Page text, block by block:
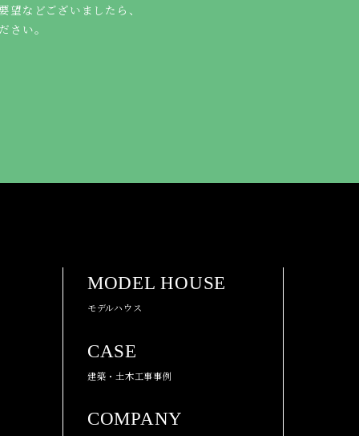
望などございましたら、
さい。
MODEL HOUSE
モデルハウス
CASE
建築・土木工事事例
COMPANY